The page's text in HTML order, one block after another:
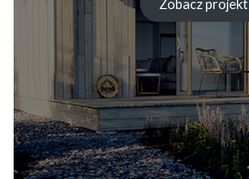
Zobacz projekt